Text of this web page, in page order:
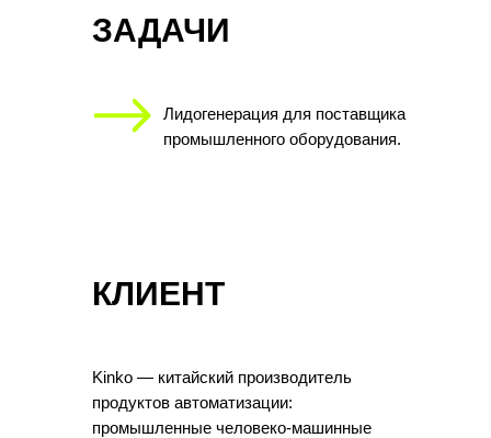
ЗАДАЧИ
Лидогенерация для поставщика
промышленного оборудования.
Kinko — китайский производитель
продуктов автоматизации:
промышленные человеко-машинные
КЛИЕНТ